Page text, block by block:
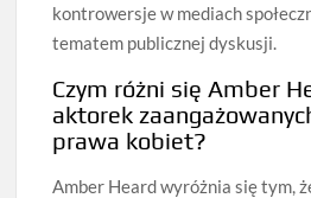
kontrowersje w mediach
tematem publicznej dyskusji.
Czym różni się Amber
aktorek
prawa kobiet?
Amber Heard wyróżnia się tym,